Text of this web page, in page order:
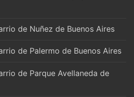
de Nuñez de Buenos Aires
de Palermo de Buenos Aires
de Parque Avellaneda de